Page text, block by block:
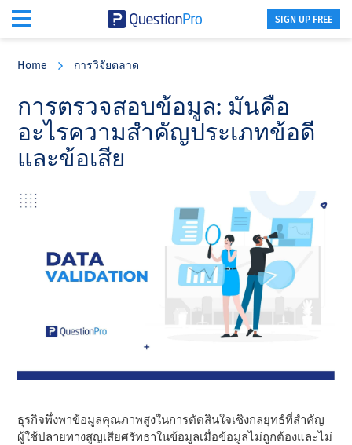
SIGN UP FREE
Home การวิจัยตลาด
การตรวจสอบข้อมูล: มันคือ
อะไรความสําคัญประเภทข้อดี
และข้อเสีย
ธุรกิจพึ่งพาข้อมูลคุณภาพสูงในการตัดสินใจเชิงกลยุทธ์ที่สําคัญ
ผู้ใช้ปลายทางสูญเสียศรัทธาในข้อมูลเมื่อข้อมูลไม่ถูกต้องและไม่